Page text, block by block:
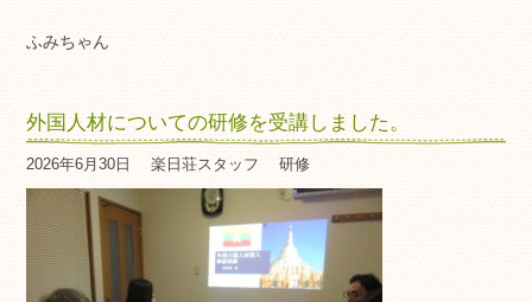
ふみちゃん
外国人材についての研修を受講しました。
2026年6月30日 楽日荘スタッフ 研修